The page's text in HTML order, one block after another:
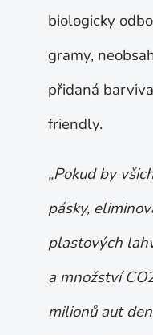
biologicky
gramy,
přidaná
friendly.
„Pokud by
pásky,
plastových
a množství
milionů aut